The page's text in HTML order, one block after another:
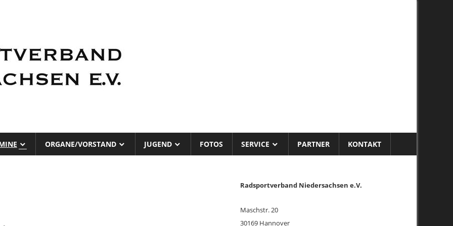
ORGANE/VORSTAND JUGEND FOTOS SERVICE PARTNER KONTAKT
Radsportverband Niedersachsen e.V.
Maschstr. 20
30169 Hannover